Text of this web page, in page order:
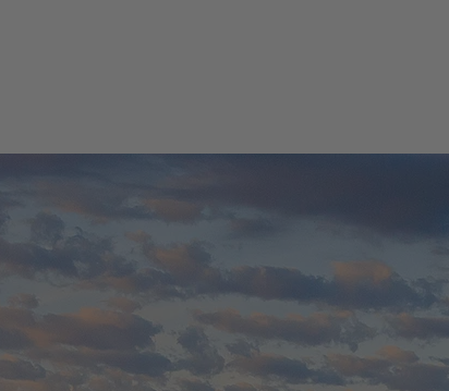
Wie können wir Ihnen helfen?